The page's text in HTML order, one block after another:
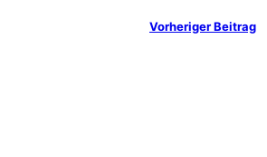
Vorheriger Beitrag